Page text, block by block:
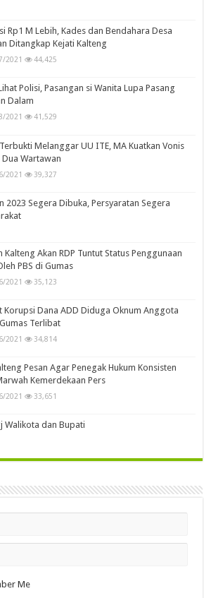
Rp1 M Lebih, Kades dan Bendahara Desa
Ditangkap Kejati Kalteng
2021 44,425
Polisi, Pasangan si Wanita Lupa Pasang
Dalam
2021 41,529
Melanggar UU ITE, MA Kuatkan Vonis
Dua Wartawan
2021 39,327
2023 Segera Dibuka, Persyaratan Segera
Kalteng Akan RDP Tuntut Status Penggunaan
PBS di Gumas
2021 35,123
Korupsi Dana ADD Diduga Oknum Anggota
Terlibat
2021 34,814
Pesan Agar Penegak Hukum Konsisten
Kemerdekaan Pers
2021 33,651
Walikota dan Bupati
Me